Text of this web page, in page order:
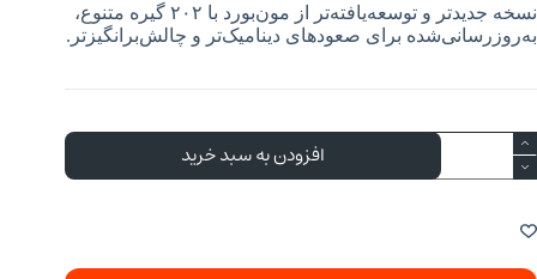
نسخه جدیدتر و توسعه‌یافته‌تر از مون‌بورد با ۲۰۲ گیره متنوع،
به‌روزرسانی‌شده برای صعودهای دینامیک‌تر و چالش‌برانگیزتر.
افزودن به سبد خرید